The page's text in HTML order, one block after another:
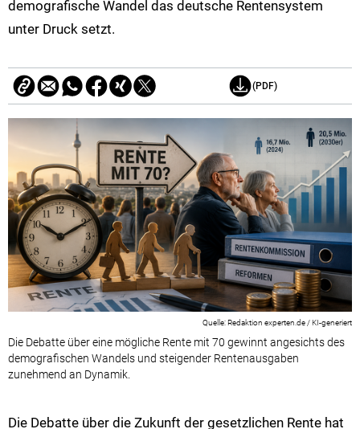
demografische Wandel das deutsche Rentensystem
unter Druck setzt.
(PDF)
Die Debatte über eine mögliche Rente mit 70 gewinnt angesichts des
demografischen Wandels und steigender Rentenausgaben
zunehmend an Dynamik.
Redaktion experten.de / KI-generiert
Die Debatte über die Zukunft der gesetzlichen Rente hat